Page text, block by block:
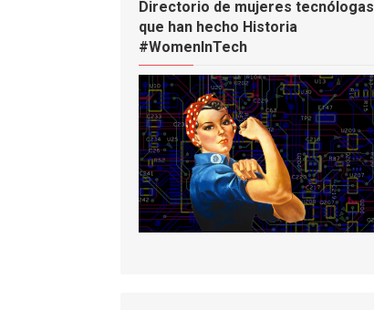
Directorio de mujeres tecnólogas
que han hecho Historia
#WomenInTech